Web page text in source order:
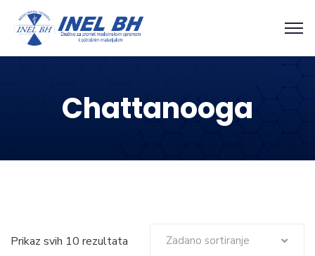
Chattanooga
Prikaz svih 10 rezultata Zadano sortiranje